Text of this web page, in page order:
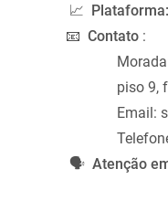
📈
Plataforma:
📧 Contato :
piso 9,
Email:
🗣️ Atenção